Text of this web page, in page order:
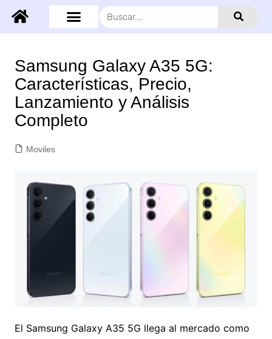
Samsung Galaxy A35 5G:
Características, Precio,
Lanzamiento y Análisis
Completo
Moviles
El Samsung Galaxy A35 5G llega al mercado como